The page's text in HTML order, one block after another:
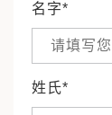
名字*
姓氏*